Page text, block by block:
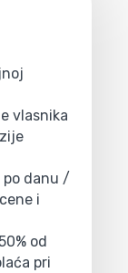
vlasnika
po danu /
i
od
pri